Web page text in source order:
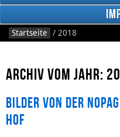
Startseite / 2018
Archiv vom Jahr:
Bilder von der
Hof